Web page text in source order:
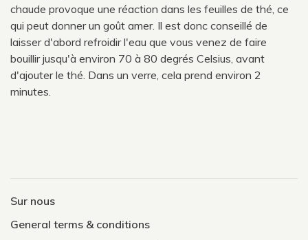
chaude provoque une réaction dans les feuilles de thé, ce
qui peut donner un goût amer. Il est donc conseillé de
laisser d'abord refroidir l'eau que vous venez de faire
bouillir jusqu'à environ 70 à 80 degrés Celsius, avant
d'ajouter le thé. Dans un verre, cela prend environ 2
minutes.
Sur nous
General terms & conditions